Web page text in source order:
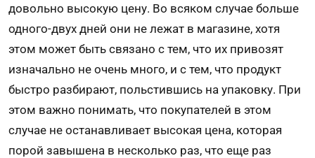
довольно высокую цену. Во всяком случае больше
одного-двух дней они не лежат в магазине, хотя
этом может быть связано с тем, что их привозят
изна­чально не очень много, и с тем, что продукт
быстро разбира­ют, польстившись на упаковку. При
этом важно понимать, что покупателей в этом
случае не останав­ливает высокая цена, которая
порой завышена в несколько раз, что еще раз